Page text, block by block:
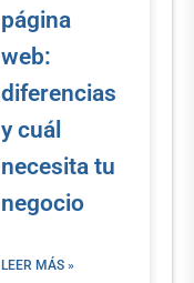
página
web:
diferencias
y cuál
necesita tu
negocio
LEER MÁS »